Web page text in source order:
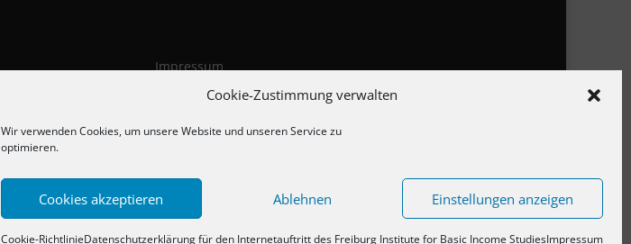
Cookie-Zustimmung verwalten
Wir verwenden Cookies, um unsere Website und unseren Service zu
optimieren.
Cookies akzeptieren Ablehnen Einstellungen anzeigen
Cookie-RichtlinieDatenschutzerklärung für den Internetauftritt des Freiburg Institute for Basic Income StudiesImpressum
Impressum
Datenschutzerklärung